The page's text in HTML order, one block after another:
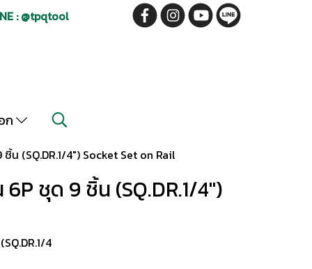
: @tpqtool
ก
(SQ.DR.1/4") Socket Set on Rail
ชุด 9 ชิ้น (SQ.DR.1/4")
4